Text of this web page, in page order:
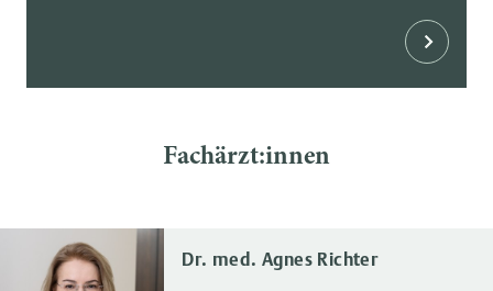
Fachärzt:innen
Dr. med. Agnes Richter